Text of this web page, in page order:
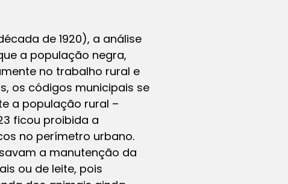
de 1920), a análise
a população negra,
no trabalho rural e
os códigos municipais se
a população rural –
ficou proibida a
no perímetro urbano.
a manutenção da
ou de leite, pois